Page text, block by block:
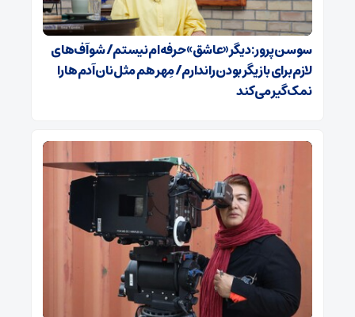
سوسن پرور: دیگر «عاشق» حرفه‌ام نیستم/ شو آف‌های
لازم برای بازیگر بودن را ندارم/ مِهر هم مثل نان آدم‌ها را
نمک‌گیر می‌کند